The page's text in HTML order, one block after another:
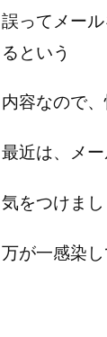
誤ってメー
るという
内容なので
最近は、メ
気をつけまし
万が一感染